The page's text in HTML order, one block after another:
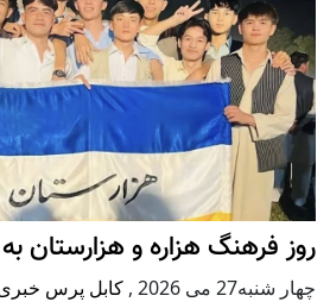
روز فرهنگ هزاره و هزارستان
چهار شنبه27 می 2026 , کابل پرس خبری